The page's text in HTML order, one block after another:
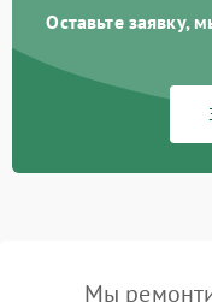
Оставьте заявку,
Мы